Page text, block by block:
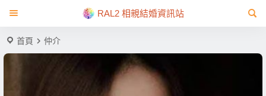
RAL2 相親結婚資訊站
首頁 仲介